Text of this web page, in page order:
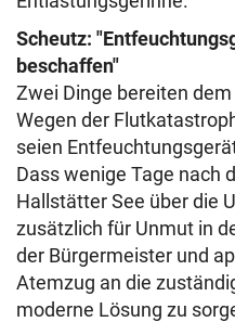
Scheutz:
beschaffen"
Zwei Dinge bereiten
Wegen der
seien
Dass wenige Tage nach
Hallstätter See über die
zusätzlich für Unmut in
der Bürgermeister und
Atemzug an die
moderne Lösung zu